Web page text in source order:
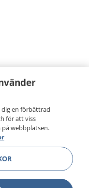
och vård
information om
du kan kontakta.
dig en förbättrad
för att viss
webbplatsen.